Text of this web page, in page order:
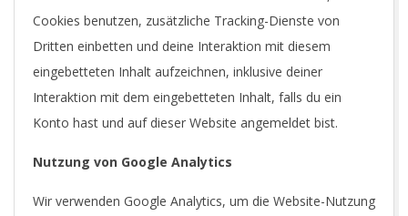
Cookies benutzen, zusätzliche Tracking-Dienste von
Dritten einbetten und deine Interaktion mit diesem
eingebetteten Inhalt aufzeichnen, inklusive deiner
Interaktion mit dem eingebetteten Inhalt, falls du ein
Konto hast und auf dieser Website angemeldet bist.
Nutzung von Google Analytics
Wir verwenden Google Analytics, um die Website-Nutzung